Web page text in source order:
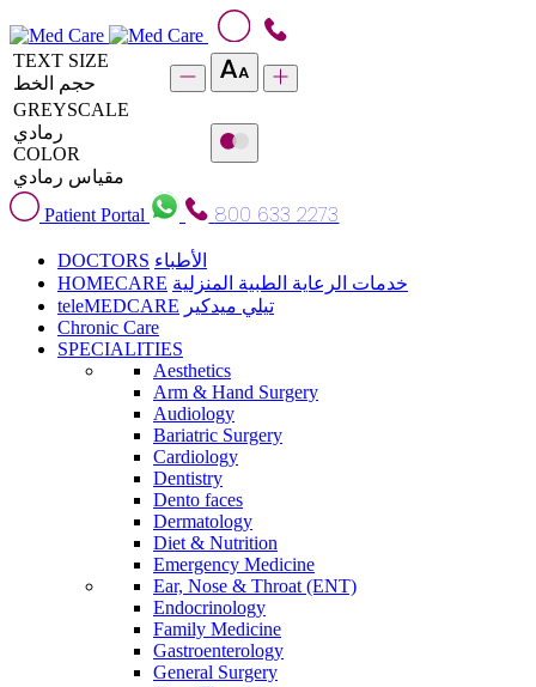
TEXT SIZE
حجم الخط
GREYSCALE
رمادي
COLOR
مقياس رمادي
Patient Portal
800 633 2273
DOCTORS الأطباء
HOMECARE خدمات الرعاية الطبية المنزلية
teleMEDCARE تيلي ميدكير
Chronic Care
SPECIALITIES
Aesthetics
Arm & Hand Surgery
Audiology
Bariatric Surgery
Cardiology
Dentistry
Dento faces
Dermatology
Diet & Nutrition
Emergency Medicine
Ear, Nose & Throat (ENT)
Endocrinology
Family Medicine
Gastroenterology
General Surgery